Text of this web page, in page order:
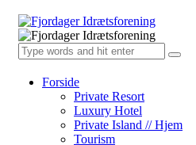
Forside
Private Resort
Luxury Hotel
Private Island // Hjem
Tourism